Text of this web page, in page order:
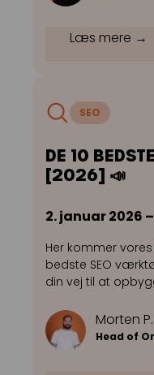
Læs mere →
SEO
DE 10
[2026] 📣
2. januar 2026
Her kommer
bedste SEO
din vej til at
Morten
Head of